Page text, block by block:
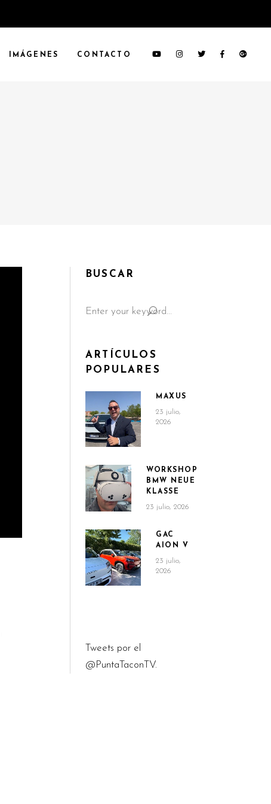
IMÁGENES CONTACTO
BUSCAR
for:
ARTÍCULOS
POPULARES
MAXUS
23 julio,
2026
WORKSHOP
BMW NEUE
KLASSE
23 julio, 2026
GAC
AION V
23 julio,
2026
Tweets por el
@PuntaTaconTV.